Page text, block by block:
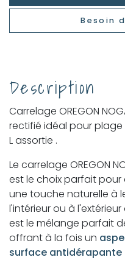
Besoin
Description
Carrelage OREGON
rectifié idéal pour
L assortie .
Le carrelage OREGON
est le choix parfait
une touche naturelle à
l'intérieur ou à
est le mélange parfait
offrant à la fois un
surface antidérapante